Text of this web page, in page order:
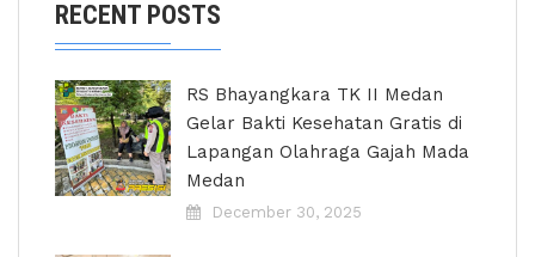
RECENT POSTS
RS Bhayangkara TK II Medan
Gelar Bakti Kesehatan Gratis di
Lapangan Olahraga Gajah Mada
Medan
December 30, 2025